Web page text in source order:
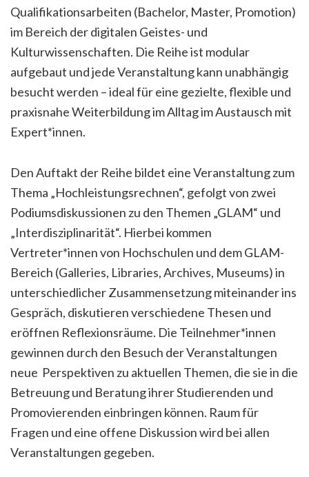
Qualifikationsarbeiten (Bachelor, Master, Promotion)
im Bereich der digitalen Geistes- und
Kulturwissenschaften. Die Reihe ist modular
aufgebaut und jede Veranstaltung kann unabhängig
besucht werden – ideal für eine gezielte, flexible und
praxisnahe Weiterbildung im Alltag im Austausch mit
Expert*innen.
Den Auftakt der Reihe bildet eine Veranstaltung zum
Thema „Hochleistungsrechnen“, gefolgt von zwei
Podiumsdiskussionen zu den Themen „GLAM“ und
„Interdisziplinarität“. Hierbei kommen
Vertreter*innen von Hochschulen und dem GLAM-
Bereich (Galleries, Libraries, Archives, Museums) in
unterschiedlicher Zusammensetzung miteinander ins
Gespräch, diskutieren verschiedene Thesen und
eröffnen Reflexionsräume. Die Teilnehmer*innen
gewinnen durch den Besuch der Veranstaltungen
neue Perspektiven zu aktuellen Themen, die sie in die
Betreuung und Beratung ihrer Studierenden und
Promovierenden einbringen können. Raum für
Fragen und eine offene Diskussion wird bei allen
Veranstaltungen gegeben.